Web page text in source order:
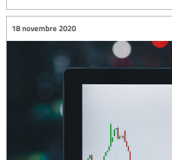
18 novembre 2020